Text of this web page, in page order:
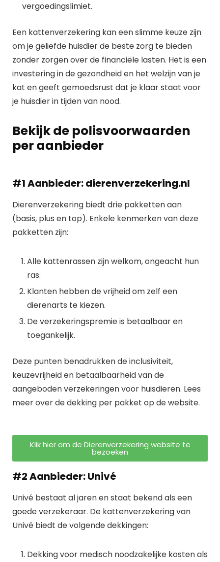
vergoedingslimiet.
Een kattenverzekering kan een slimme keuze zijn
om je geliefde huisdier de beste zorg te bieden
zonder zorgen over de financiële lasten. Het is een
investering in de gezondheid en het welzijn van je
kat en geeft gemoedsrust dat je klaar staat voor
je huisdier in tijden van nood.
Bekijk de polisvoorwaarden
per aanbieder
#1 Aanbieder: dierenverzekering.nl
Dierenverzekering biedt drie pakketten aan
(basis, plus en top). Enkele kenmerken van deze
pakketten zijn:
Alle kattenrassen zijn welkom, ongeacht hun
ras.
Klanten hebben de vrijheid om zelf een
dierenarts te kiezen.
De verzekeringspremie is betaalbaar en
toegankelijk.
Deze punten benadrukken de inclusiviteit,
keuzevrijheid en betaalbaarheid van de
aangeboden verzekeringen voor huisdieren. Lees
meer over de dekking per pakket op de website.
Klik hier om de Dierenverzekering website te
bezoeken
#2 Aanbieder: Univé
Univé bestaat al jaren en staat bekend als een
goede verzekeraar. De kattenverzekering van
Univé biedt de volgende dekkingen:
Dekking voor medisch noodzakelijke kosten als